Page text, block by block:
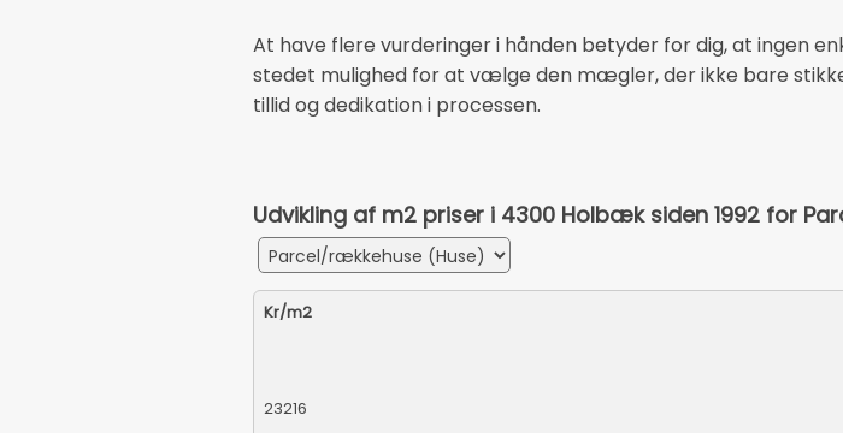
At have flere vurderinger i hånden betyder for dig, at ingen
stedet mulighed for at vælge den mægler, der ikke bare
tillid og dedikation i processen.
Udvikling af m2 priser i 4300 Holbæk siden 1992 for
Kr/m2
23216